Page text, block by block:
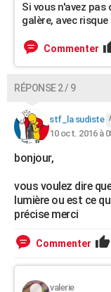
Si vous n'avez
galère, avec
Commenter
RÉPONSE 2 / 9
stf_la sudiste
10 oct. 2016 à
bonjour,
vous voulez dire
lumière ou est ce
précise merci
Commenter
valerie